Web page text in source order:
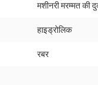
मशीनरी मरम्मत की
हाइड्रोलिक
रबर